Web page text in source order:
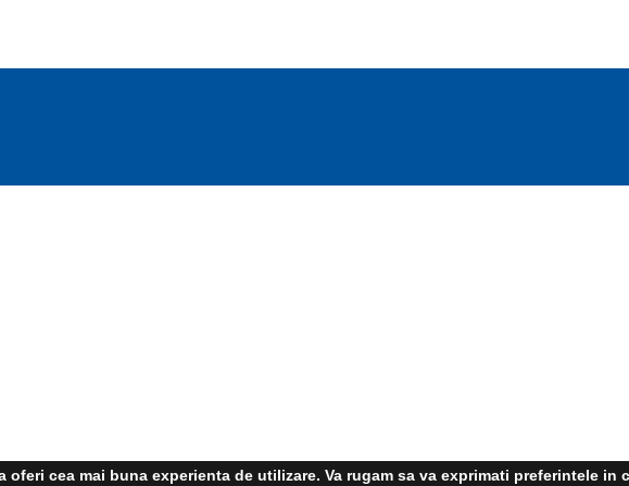
cea mai buna experienta de utilizare. Va rugam sa va exprimati preferintele in